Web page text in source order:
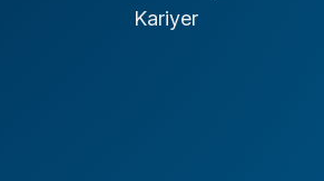
Kariyer